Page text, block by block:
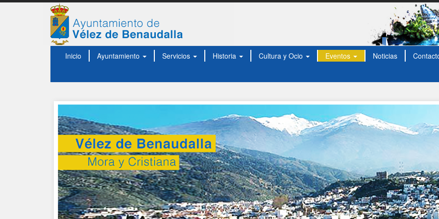
Inicio Ayuntamiento Servicios Historia Cultura y Ocio Eventos Noticias